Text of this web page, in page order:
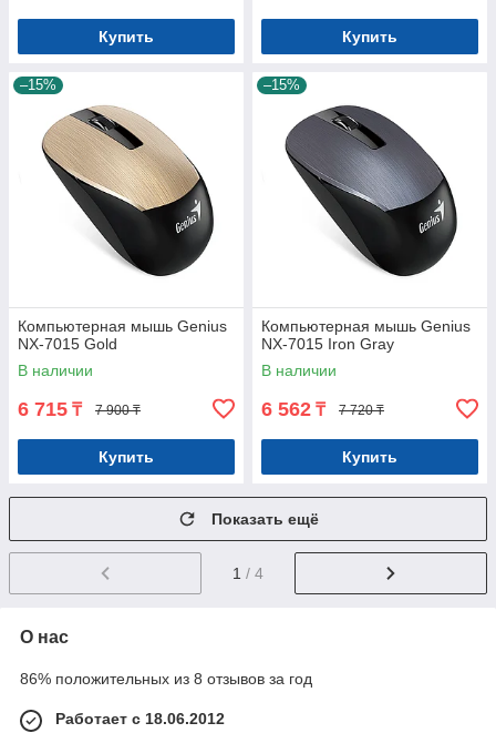
Купить Купить
–15%
Компьютерная мышь Genius
NX-7015 Gold
В наличии
6 715 ₸ 7 900 ₸
Купить
–15%
Компьютерная мышь Genius
NX-7015 Iron Gray
В наличии
6 562 ₸ 7 720 ₸
Купить
Показать ещё
1 / 4
О нас
86% положительных из 8 отзывов за год
Работает с 18.06.2012